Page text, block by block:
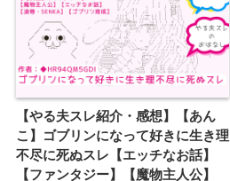
【やる夫スレ紹介・感想】【あん
こ】ゴブリンになって好きに生き理
不尽に死ぬスレ【エッチなお話】
【ファンタジー】【魔物主人公】